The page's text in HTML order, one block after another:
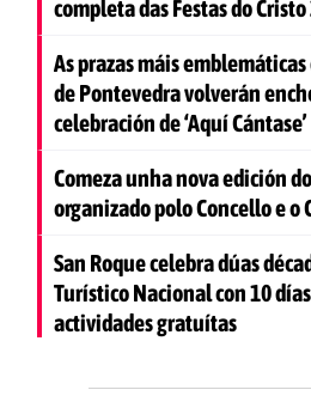
completa das Festas do
As prazas máis
de Pontevedra volverán
celebración de ‘Aquí Cántase’
Comeza unha nova edición
organizado polo Concello e o
San Roque celebra dúas
Turístico Nacional con 10
actividades gratuítas